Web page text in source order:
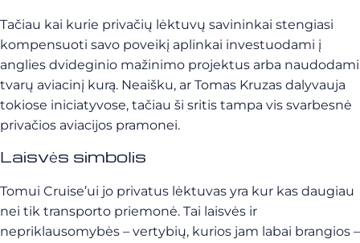
Tačiau kai kurie privačių lėktuvų savininkai stengiasi
kompensuoti savo poveikį aplinkai investuodami į
anglies dvideginio mažinimo projektus arba naudodami
tvarų aviacinį kurą. Neaišku, ar Tomas Kruzas dalyvauja
tokiose iniciatyvose, tačiau ši sritis tampa vis svarbesnė
privačios aviacijos pramonei.
Laisvės simbolis
Tomui Cruise’ui jo privatus lėktuvas yra kur kas daugiau
nei tik transporto priemonė. Tai laisvės ir
nepriklausomybės – vertybių, kurios jam labai brangios –